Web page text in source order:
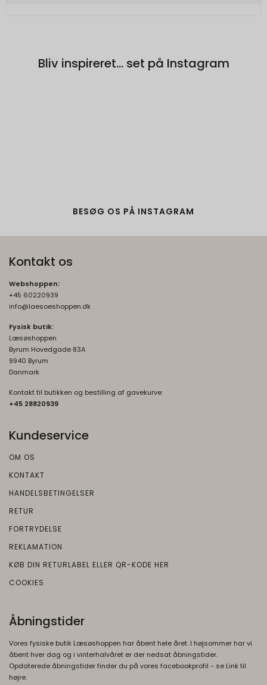
Bliv inspireret... set på Instagram
BESØG OS PÅ INSTAGRAM
Kontakt os
Webshoppen:
+45 60220939
info@laesoeshoppen.dk
Fysisk butik:
Læsøshoppen
Byrum Hovedgade 83A
9940 Byrum
Danmark
Kontakt til butikken og bestilling af gavekurve:
+45 28820939
Kundeservice
OM OS
KONTAKT
HANDELSBETINGELSER
RETUR
FORTRYDELSE
REKLAMATION
KØB DIN RETURLABEL ELLER QR-KODE HER
COOKIES
Åbningstider
Vores fysiske butik Læsøshoppen har åbent hele året. I højsommer har vi
åbent hver dag og i vinterhalvåret er der nedsat åbningstider.
Opdaterede åbningstider finder du på vores facebookprofil - se Link til
højre.